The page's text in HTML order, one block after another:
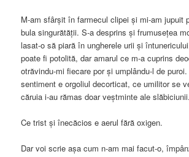
M-am sfârșit în farmecul clipei și mi-am jupuit
bula singurătății. S-a desprins și frumusețea
lasat-o să piară în ungherele urii și
poate fi potolită, dar amarul ce m-a cuprins
otrăvindu-mi fiecare por și umplându-l de
sentiment e orgoliul decorticat, ce umilitor se
căruia i-au rămas doar veștminte ale slăbiciunii.
Ce trist și înecăcios e aerul fără oxigen.
Dar voi scrie așa cum n-am mai facut-o,